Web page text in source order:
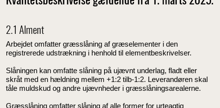
2.1 Alment
Arbejdet omfatter græsslåning af græselementer i den
registrerede udstrækning i henhold til elementbeskrivelser.
Slåningen kan omfatte slåning på ujævnt underlag, fladt eller
skråt med en hældning mellem +1:2 tilb-1:2. Leverandøren skal
tåle muldskud og andre ujævnheder i græsslåningsarealerne.
Græsslåning omfatter slåning af alle former for urteagtig